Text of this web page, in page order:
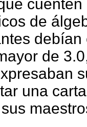
cuenten
de
de
una